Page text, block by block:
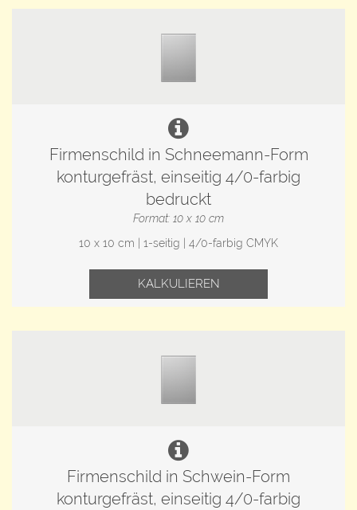
Firmenschild in Schneemann-Form
konturgefräst, einseitig 4/0-farbig
bedruckt
Format: 10 x 10 cm
10 x 10 cm | 1-seitig | 4/0-farbig CMYK
KALKULIEREN
Firmenschild in Schwein-Form
konturgefräst, einseitig 4/0-farbig